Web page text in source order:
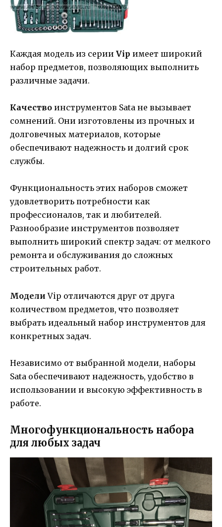
Каждая модель из серии Vip имеет широкий
набор предметов, позволяющих выполнить
различные задачи.
Качество инструментов Sata не вызывает
сомнений. Они изготовлены из прочных и
долговечных материалов, которые
обеспечивают надежность и долгий срок
службы.
Функциональность этих наборов сможет
удовлетворить потребности как
профессионалов, так и любителей.
Разнообразие инструментов позволяет
выполнить широкий спектр задач: от мелкого
ремонта и обслуживания до сложных
строительных работ.
Модели Vip отличаются друг от друга
количеством предметов, что позволяет
выбрать идеальный набор инструментов для
конкретных задач.
Независимо от выбранной модели, наборы
Sata обеспечивают надежность, удобство в
использовании и высокую эффективность в
работе.
Многофункциональность набора
для любых задач